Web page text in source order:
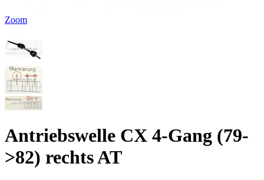
Zoom
Antriebswelle CX 4-Gang (79-
>82) rechts AT